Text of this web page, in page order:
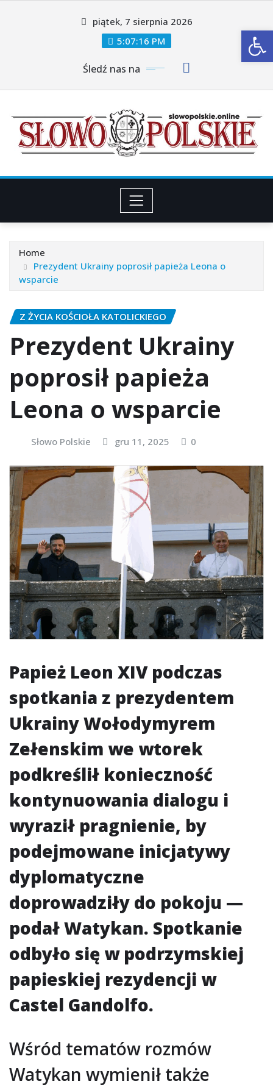
piątek, 7 sierpnia 2026
5:07:19 PM
Śledź nas na
Home
Prezydent Ukrainy poprosił papieża Leona o
wsparcie
Z ŻYCIA KOŚCIOŁA KATOLICKIEGO
Prezydent Ukrainy
poprosił papieża
Leona o wsparcie
Słowo Polskie gru 11, 2025 0
Papież Leon XIV podczas
spotkania z prezydentem
Ukrainy Wołodymyrem
Zełenskim we wtorek
podkreślił konieczność
kontynuowania dialogu i
wyraził pragnienie, by
podejmowane inicjatywy
dyplomatyczne
doprowadziły do pokoju —
podał Watykan. Spotkanie
odbyło się w podrzymskiej
papieskiej rezydencji w
Castel Gandolfo.
Wśród tematów rozmów
Watykan wymienił także